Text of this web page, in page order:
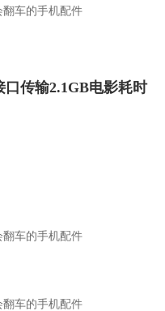
传输2.1GB电影耗时